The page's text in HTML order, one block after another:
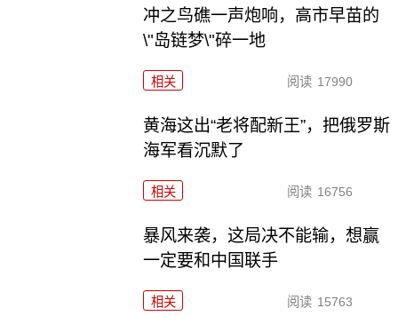
冲之鸟礁一声炮响，高市早苗的
\"岛链梦\"碎一地
相关 阅读 17990
黄海这出“老将配新王”，把俄罗斯
海军看沉默了
相关 阅读 16756
暴风来袭，这局决不能输，想赢
一定要和中国联手
相关 阅读 15763